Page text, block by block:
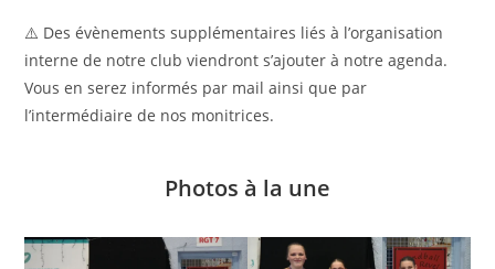
⚠️ Des évènements supplémentaires liés à l’organisation
interne de notre club viendront s’ajouter à notre agenda.
Vous en serez informés par mail ainsi que par
l’intermédiaire de nos monitrices.
Photos à la une